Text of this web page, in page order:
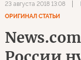
23 августа 2018 13:08
ОРИГИНАЛ СТАТЬИ